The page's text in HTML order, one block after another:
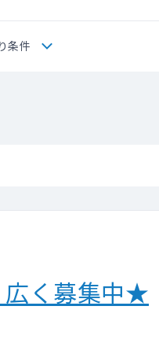
条件
く募集中★